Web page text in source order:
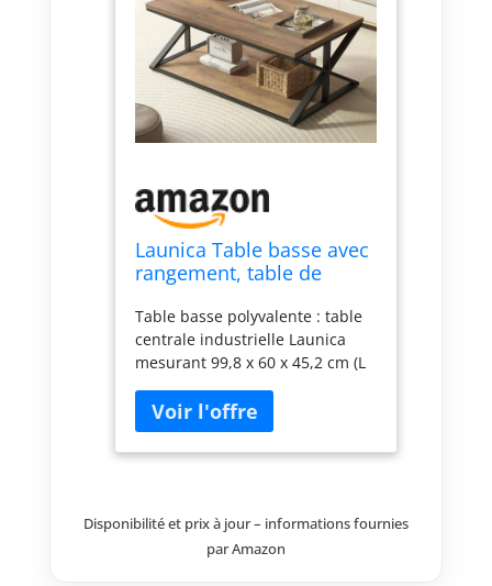
Launica Table basse avec
rangement, table de
centrale rectangulaire
moderne et minimaliste,
table basse industrielle
en bois vintage, 99 cm,
chêne rustique
Table basse polyvalente : table
centrale industrielle Launica
mesurant 99,8 x 60 x 45,2 cm (L
fonctions de table basse, de
table d'appoint et de support de
rangement. Il est idéal pour les
offrant praticité et
fonctionnalité. Améliorée avec
Disponibilité et prix à jour – informations fournies
par Amazon